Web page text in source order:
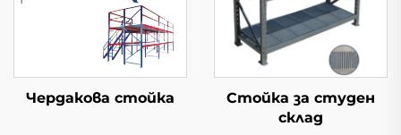
Чердакова стойка
Стойка за студен
склад